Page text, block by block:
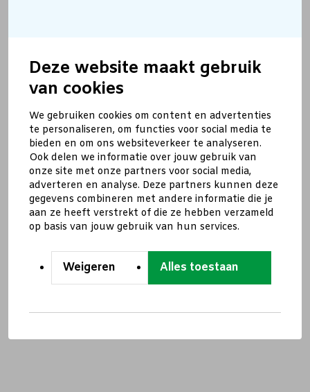
Deze website maakt gebruik
van cookies
We gebruiken cookies om content en advertenties
te personaliseren, om functies voor social media te
bieden en om ons websiteverkeer te analyseren.
Ook delen we informatie over jouw gebruik van
onze site met onze partners voor social media,
adverteren en analyse. Deze partners kunnen deze
gegevens combineren met andere informatie die je
aan ze heeft verstrekt of die ze hebben verzameld
op basis van jouw gebruik van hun services.
Weigeren Alles toestaan